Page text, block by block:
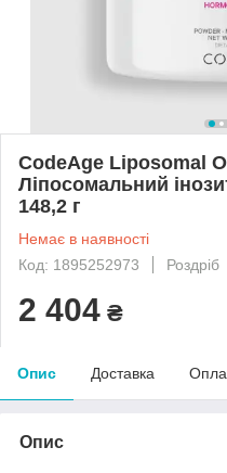
CodeAge Liposomal
Ліпосомальний
148,2 г
Немає в наявності
Код: 1895252973
Роздріб
2 404 ₴
Опис Доставка
Опис